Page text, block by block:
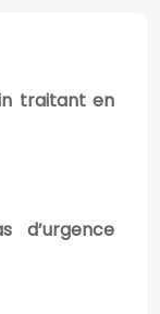
traitant en
d’urgence